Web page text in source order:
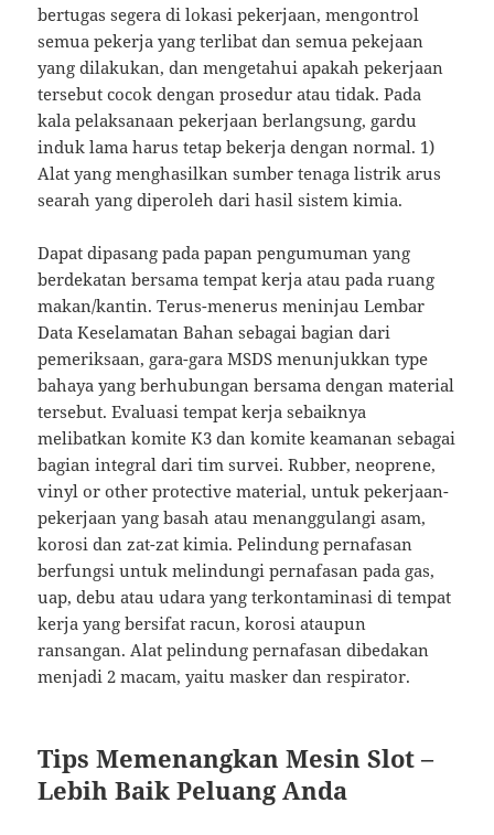
bertugas segera di lokasi pekerjaan, mengontrol
semua pekerja yang terlibat dan semua pekejaan
yang dilakukan, dan mengetahui apakah pekerjaan
tersebut cocok dengan prosedur atau tidak. Pada
kala pelaksanaan pekerjaan berlangsung, gardu
induk lama harus tetap bekerja dengan normal. 1)
Alat yang menghasilkan sumber tenaga listrik arus
searah yang diperoleh dari hasil sistem kimia.
Dapat dipasang pada papan pengumuman yang
berdekatan bersama tempat kerja atau pada ruang
makan/kantin. Terus-menerus meninjau Lembar
Data Keselamatan Bahan sebagai bagian dari
pemeriksaan, gara-gara MSDS menunjukkan type
bahaya yang berhubungan bersama dengan material
tersebut. Evaluasi tempat kerja sebaiknya
melibatkan komite K3 dan komite keamanan sebagai
bagian integral dari tim survei. Rubber, neoprene,
vinyl or other protective material, untuk pekerjaan-
pekerjaan yang basah atau menanggulangi asam,
korosi dan zat-zat kimia. Pelindung pernafasan
berfungsi untuk melindungi pernafasan pada gas,
uap, debu atau udara yang terkontaminasi di tempat
kerja yang bersifat racun, korosi ataupun
ransangan. Alat pelindung pernafasan dibedakan
menjadi 2 macam, yaitu masker dan respirator.
Tips Memenangkan Mesin Slot –
Lebih Baik Peluang Anda